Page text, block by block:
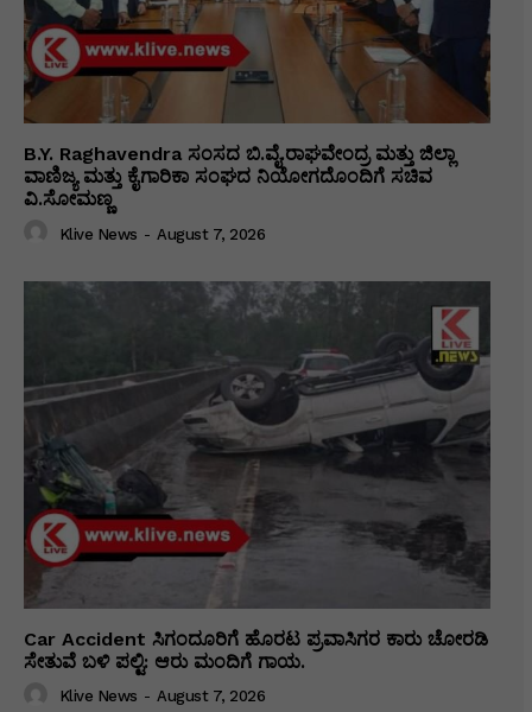
B.Y. Raghavendra ಸಂಸದ ಬಿ.ವೈ.ರಾಘವೇಂದ್ರ ಮತ್ತು ಜಿಲ್ಲಾ
ವಾಣಿಜ್ಯ ಮತ್ತು ಕೈಗಾರಿಕಾ ಸಂಘದ ನಿಯೋಗದೊಂದಿಗೆ ಸಚಿವ
ವಿ‌.ಸೋಮಣ್ಣ
Klive News - August 7, 2026
Car Accident ಸಿಗಂದೂರಿಗೆ ಹೊರಟ ಪ್ರವಾಸಿಗರ ಕಾರು ಚೋರಡಿ
ಸೇತುವೆ ಬಳಿ ಪಲ್ಟಿ: ಆರು ಮಂದಿಗೆ ಗಾಯ.
Klive News - August 7, 2026